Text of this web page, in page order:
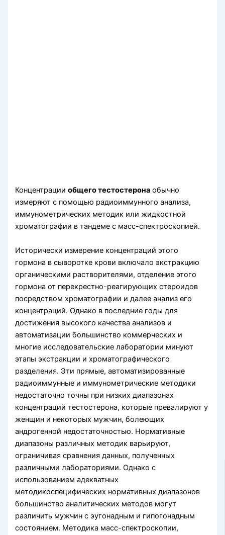
Концентрацииобщего тестостерона обычно
измеряют с помощью радиоиммунного анализа,
иммунометрических методик или жидкостной
хроматографии в тандеме с масс-спек­троскопией.
Исторически измерение концентраций этого
гормона в сыворотке крови включало экстракцию
органическими растворителями, отделение этого
гормона от перекрестно-реагирующих стероидов
посредством хроматографии и далее анализ его
концентраций. Однако в последние годы для
достижения высокого качества анализов и
автомати­зации большинство коммерческих и
многие исследовательские лаборатории минуют
этапы экстракции и хроматографического
разделения. Эти прямые, автоматизирован­ные
радиоиммунные и иммунометрические методики
недостаточно точны при низких диапазонах
концентраций тестостерона, которые превалируют у
женщин и некоторых мужчин, болеющих
андрогенной недостаточностью. Нормативные
диапазоны различных методик варьируют,
ограничивая сравнения данных, полученных
различными лаборатория­ми. Однако с
использованием адекватных
методикоспецифических нормативных диа­пазонов
большинство аналитических методов могут
различить мужчин с эугонадным и гипогонадным
состоянием. Методика масс-спектроскопии,